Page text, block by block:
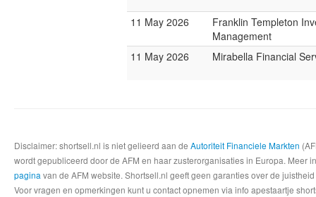
11 May 2026
Franklin Templeton
Management
11 May 2026
Mirabella Financial
Disclaimer: shortsell.nl is niet gelieerd aan de Autoriteit Financiele Markten
wordt gepubliceerd door de AFM en haar zusterorganisaties in Europa.
pagina van de AFM website. Shortsell.nl geeft geen garanties over de
Voor vragen en opmerkingen kunt u contact opnemen via info apestaartje